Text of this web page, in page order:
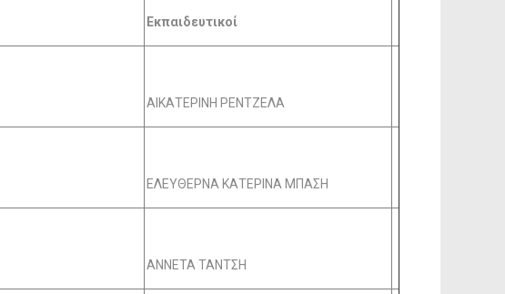
Εκπαιδευτικοί
ΑΙΚΑΤΕΡΙΝΗ ΡΕΝΤΖΕΛΑ
ΕΛΕΥΘΕΡΝΑ ΚΑΤΕΡΙΝΑ ΜΠΑΣΗ
ΑΝΝΕΤΑ ΤΑΝΤΣΗ